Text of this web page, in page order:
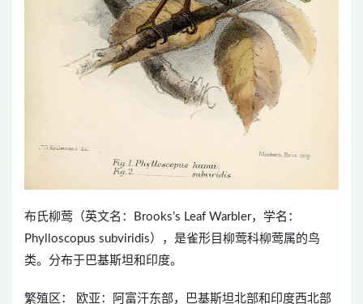
布氏柳莺（英文名：Brooks’s Leaf Warbler，学名：
Phylloscopus subviridis），是雀形目柳莺科柳莺属的鸟
类。分布于巴基斯坦和印度。
繁殖区： 欧亚：阿富汗东部，巴基斯坦北部和印度西北部